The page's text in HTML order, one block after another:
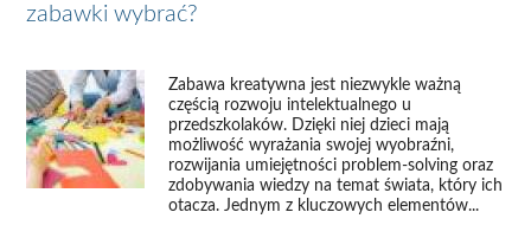
zabawki wybrać?
Zabawa kreatywna jest niezwykle ważną
częścią rozwoju intelektualnego u
przedszkolaków. Dzięki niej dzieci mają
możliwość wyrażania swojej wyobraźni,
rozwijania umiejętności problem-solving oraz
zdobywania wiedzy na temat świata, który ich
otacza. Jednym z kluczowych elementów...